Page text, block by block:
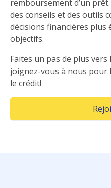
remboursement d’un
des conseils et des outils
décisions financières plus
objectifs.
Faites un pas de plus
joignez-vous à nous pour
le crédit!